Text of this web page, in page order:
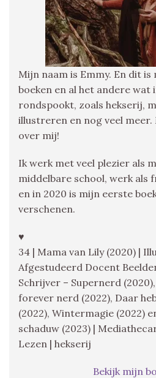
Mijn naam is Emmy. En dit
boeken en al het andere wat
rondspookt, zoals hekserij,
illustreren en nog veel meer.
over mij!
Ik werk met veel plezier als
middelbare school, werk als
en in 2020 is mijn eerste
verschenen.
♥
34 | Mama van Lily (2020) |
Afgestudeerd Docent
Schrijver – Supernerd
forever nerd (2022), Daar
(2022), Wintermagie (2022)
schaduw (2023) |
Lezen | hekserij
Bekijk mijn